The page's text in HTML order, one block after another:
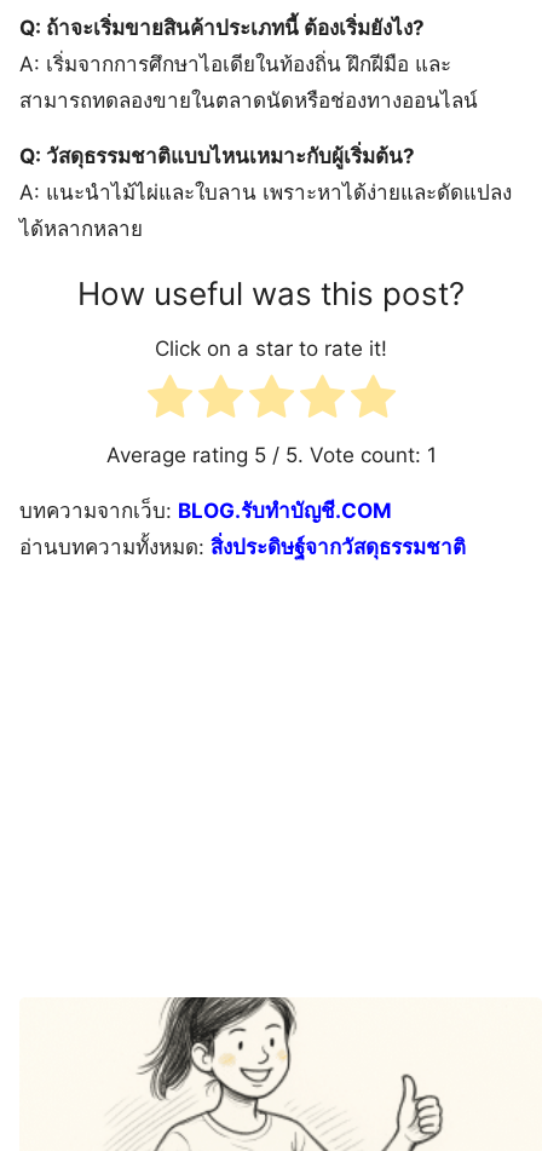
Q: ถ้าจะเริ่มขายสินค้าประเภทนี้ ต้องเริ่มยังไง?
A: เริ่มจากการศึกษาไอเดียในท้องถิ่น ฝึกฝีมือ และ
สามารถทดลองขายในตลาดนัดหรือช่องทางออนไลน์
Q: วัสดุธรรมชาติแบบไหนเหมาะกับผู้เริ่มต้น?
A: แนะนำไม้ไผ่และใบลาน เพราะหาได้ง่ายและดัดแปลง
ได้หลากหลาย
How useful was this post?
Click on a star to rate it!
Average rating 5/ 5. Vote count: 1
บทความจากเว็บ: BLOG.รับทำบัญชี.COM
อ่านบทความทั้งหมด: สิ่งประดิษฐ์จากวัสดุธรรมชาติ